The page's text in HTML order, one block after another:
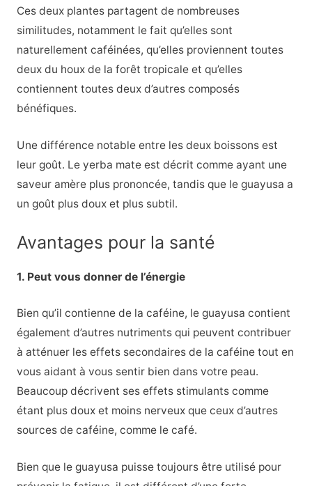
Ces deux plantes partagent de nombreuses
similitudes, notamment le fait qu’elles sont
naturellement caféinées, qu’elles proviennent toutes
deux du houx de la forêt tropicale et qu’elles
contiennent toutes deux d’autres composés
bénéfiques.
Une différence notable entre les deux boissons est
leur goût. Le yerba mate est décrit comme ayant une
saveur amère plus prononcée, tandis que le guayusa a
un goût plus doux et plus subtil.
Avantages pour la santé
1. Peut vous donner de l’énergie
Bien qu’il contienne de la caféine, le guayusa contient
également d’autres nutriments qui peuvent contribuer
à atténuer les effets secondaires de la caféine tout en
vous aidant à vous sentir bien dans votre peau.
Beaucoup décrivent ses effets stimulants comme
étant plus doux et moins nerveux que ceux d’autres
sources de caféine, comme le café.
Bien que le guayusa puisse toujours être utilisé pour